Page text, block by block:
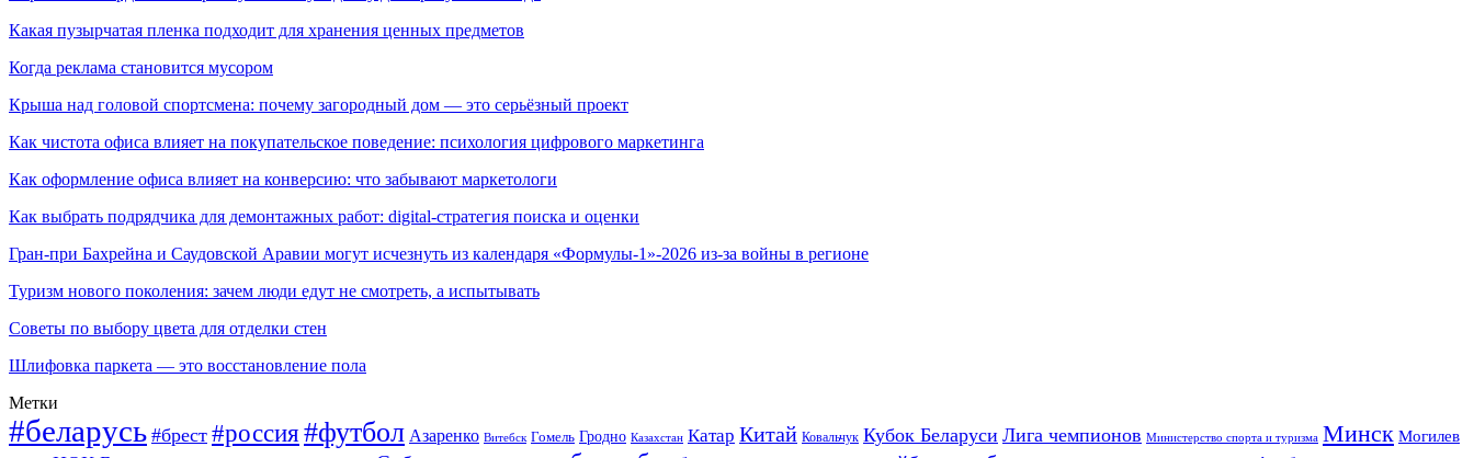
Какая пузырчатая пленка подходит для хранения ценных предметов
Когда реклама становится мусором
Крыша над головой спортсмена: почему загородный дом — это серьёзный проект
Как чистота офиса влияет на покупательское поведение: психология цифрового маркетинга
Как оформление офиса влияет на конверсию: что забывают маркетологи
Как выбрать подрядчика для демонтажных работ: digital-стратегия поиска и оценки
Гран-при Бахрейна и Саудовской Аравии могут исчезнуть из календаря «Формулы-1»-2026 из-за войны в регионе
Туризм нового поколения: зачем люди едут не смотреть, а испытывать
Советы по выбору цвета для отделки стен
Шлифовка паркета — это восстановление пола
Метки
#беларусь #брест #россия#футбол Азаренко Витебск Гомель Гродно Казахстан Катар Китай Ковальчук Кубок Беларуси Лига чемпионов Министерство спорта и туризма Минск Могилев